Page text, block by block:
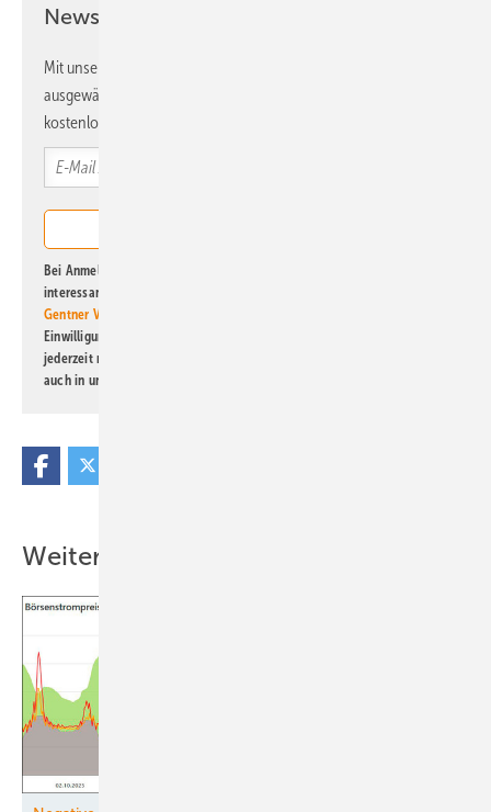
Newsletter!
Mit unserem Newsletter erhalten Sie regelmäßig von uns
ausgewählte Informationen und Neuigkeiten, gebündelt und
kostenlos direkt ins Postfach.
Bei Anmeldung zu diesem Newsletter bin ich damit einverstanden, über
interessante Verlags- und Online-Angebote
Gentner Verlag GmbH & Co. KG
Einwilligung kann ich jederzeit widerrufen und eine Abmeldung ist
jederzeit möglich. Informationen zum Umgang mit Daten finden Sie
auch in unserer
Weitere Inhalte